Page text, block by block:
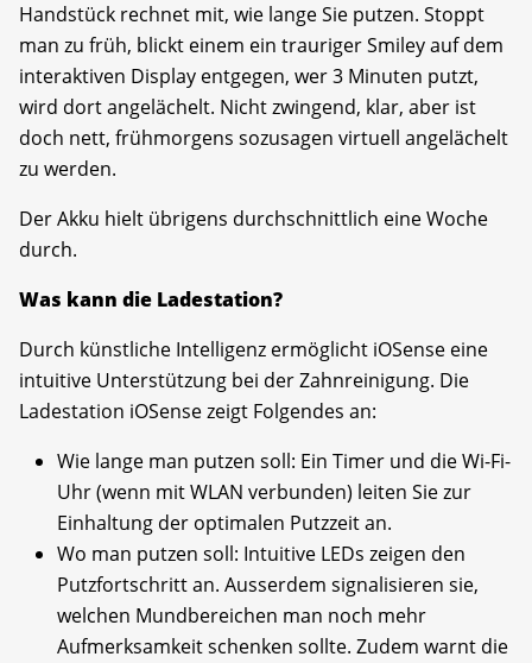
Handstück rechnet mit, wie lange Sie putzen. Stoppt
man zu früh, blickt einem ein trauriger Smiley auf dem
interaktiven Display entgegen, wer 3 Minuten putzt,
wird dort angelächelt. Nicht zwingend, klar, aber ist
doch nett, frühmorgens sozusagen virtuell angelächelt
zu werden.
Der Akku hielt übrigens durchschnittlich eine Woche
durch.
Was kann die Ladestation?
Durch künstliche Intelligenz ermöglicht iOSense eine
intuitive Unterstützung bei der Zahnreinigung. Die
Ladestation iOSense zeigt Folgendes an:
Wie lange man putzen soll: Ein Timer und die Wi-Fi-
Uhr (wenn mit WLAN verbunden) leiten Sie zur
Einhaltung der optimalen Putzzeit an.
Wo man putzen soll: Intuitive LEDs zeigen den
Putzfortschritt an. Ausserdem signalisieren sie,
welchen Mundbereichen man noch mehr
Aufmerksamkeit schenken sollte. Zudem warnt die